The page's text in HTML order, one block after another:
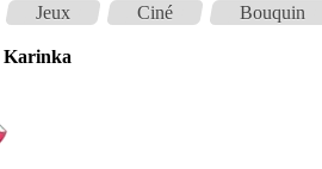
Jeux Ciné Bouquin
Karinka